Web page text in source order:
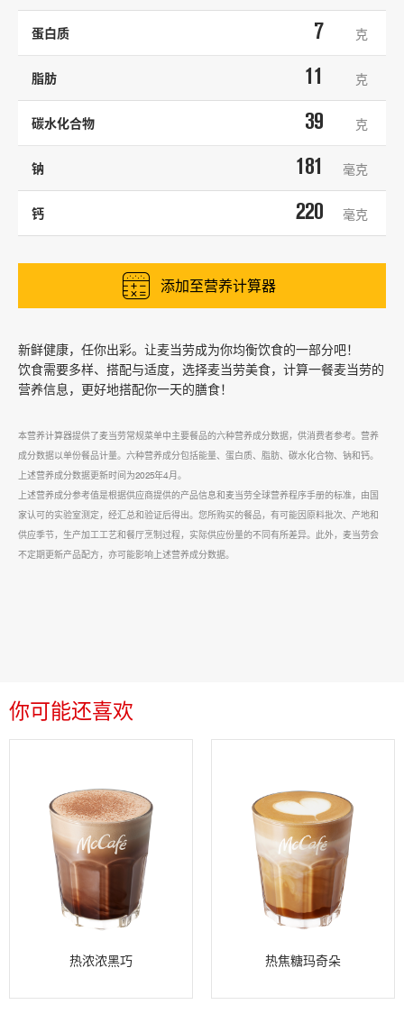
蛋白质 7 克
脂肪 11 克
碳水化合物 39 克
钠 181 毫克
钙 220 毫克
添加至营养计算器
新鲜健康，任你出彩。让麦当劳成为你均衡饮食的一部分吧！
饮食需要多样、搭配与适度，选择麦当劳美食，计算一餐麦当劳的
营养信息，更好地搭配你一天的膳食！
本营养计算器提供了麦当劳常规菜单中主要餐品的六种营养成分数据，供消费者参考。营养
成分数据以单份餐品计量。六种营养成分包括能量、蛋白质、脂肪、碳水化合物、钠和钙。
上述营养成分数据更新时间为2025年4月。
上述营养成分参考值是根据供应商提供的产品信息和麦当劳全球营养程序手册的标准，由国
家认可的实验室测定，经汇总和验证后得出。您所购买的餐品，有可能因原料批次、产地和
供应季节，生产加工工艺和餐厅烹制过程，实际供应份量的不同有所差异。此外，麦当劳会
不定期更新产品配方，亦可能影响上述营养成分数据。
你可能还喜欢
热浓浓黑巧 热焦糖玛奇朵